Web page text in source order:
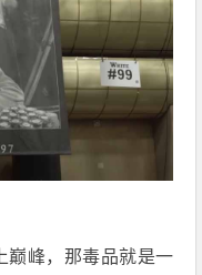
巅峰，那毒品就是一